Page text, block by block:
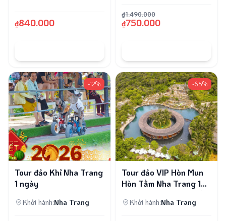
₫840.000
₫1.490.000
₫750.000
-12%
Tour đảo Khỉ Nha Trang
1 ngày
Khởi hành:Nha Trang
-65%
Tour đảo VIP Hòn Mun
Hòn Tằm Nha Trang 1
Ngày | Lặn San Hô, Tắm
BùnKhởi hành:Nha Trang